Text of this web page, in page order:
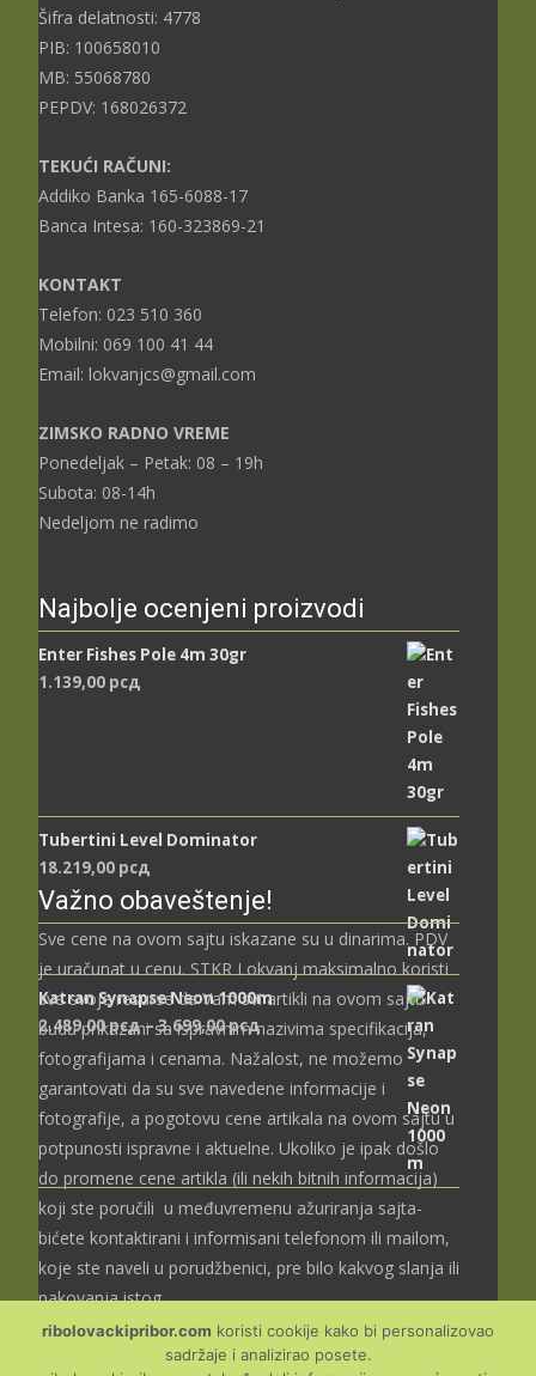
Šifra delatnosti: 4778
PIB: 100658010
MB: 55068780
PEPDV: 168026372
TEKUĆI RAČUNI:
Addiko Banka 165-6088-17
Banca Intesa: 160-323869-21
KONTAKT
Telefon: 023 510 360
Mobilni: 069 100 41 44
Email: lokvanjcs@gmail.com
ZIMSKO RADNO VREME
Ponedeljak – Petak: 08 – 19h
Subota: 08-14h
Nedeljom ne radimo
Najbolje ocenjeni proizvodi
Enter Fishes Pole 4m 30gr
1.139,00 рсд
Tubertini Level Dominator
18.219,00 рсд
Katran Synapse Neon 1000m
2.489,00рсд – 3.699,00рсдРаспон
цена:
2.489,00 рсд
3.699,00 рсд
Važno obaveštenje!
Sve cene na ovom sajtu iskazane su u dinarima. PDV
je uračunat u cenu. STKR Lokvanj maksimalno koristi
sve svoje resurse da Vam svi artikli na ovom sajtu
budu prikazani sa ispravnim nazivima specifikacija,
fotografijama i cenama. Nažalost, ne možemo
garantovati da su sve navedene informacije i
fotografije, a pogotovu cene artikala na ovom sajtu u
potpunosti ispravne i aktuelne. Ukoliko je ipak došlo
do promene cene artikla (ili nekih bitnih informacija)
koji ste poručili u međuvremenu ažuriranja sajta-
bićete kontaktirani i informisani telefonom ili mailom,
koje ste naveli u porudžbenici, pre bilo kakvog slanja ili
pakovanja istog.
ribolovackipribor.com koristi cookije kako bi personalizovao
sadržaje i analizirao posete.